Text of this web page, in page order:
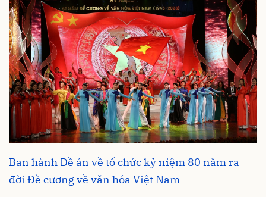
Ban hành Đề án về tổ chức kỷ niệm 80 năm ra
đời Đề cương về văn hóa Việt Nam